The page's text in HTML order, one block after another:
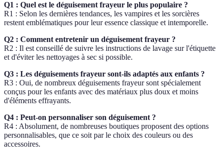
Q1 : Quel est le déguisement frayeur le plus populaire ?
R1 : Selon les dernières tendances, les vampires et les sorcières
restent emblématiques pour leur essence classique et intemporelle.
Q2 : Comment entretenir un déguisement frayeur ?
R2 : Il est conseillé de suivre les instructions de lavage sur l'étiquette
et d'éviter les nettoyages à sec si possible.
Q3 : Les déguisements frayeur sont-ils adaptés aux enfants ?
R3 : Oui, de nombreux déguisements frayeur sont spécialement
conçus pour les enfants avec des matériaux plus doux et moins
d'éléments effrayants.
Q4 : Peut-on personnaliser son déguisement ?
R4 : Absolument, de nombreuses boutiques proposent des options
personnalisables, que ce soit par le choix des couleurs ou des
accessoires.